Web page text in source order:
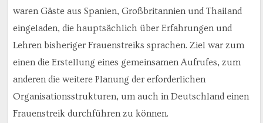
waren Gäste aus Spanien, Großbritannien und Thailand
eingeladen, die hauptsächlich über Erfahrungen und
Lehren bisheriger Frauenstreiks sprachen. Ziel war zum
einen die Erstellung eines gemeinsamen Aufrufes, zum
anderen die weitere Planung der erforderlichen
Organisationsstrukturen, um auch in Deutschland einen
Frauenstreik durchführen zu können.